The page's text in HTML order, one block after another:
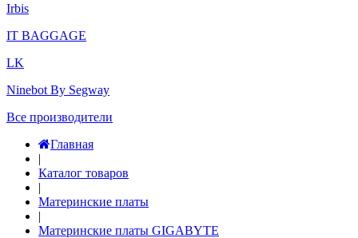
Irbis
IT BAGGAGE
LK
Ninebot By Segway
Все производители
Главная
|
Каталог товаров
|
Материнские платы
|
Материнские платы GIGABYTE